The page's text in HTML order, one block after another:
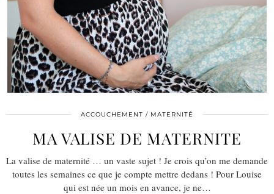
ACCOUCHEMENT / MATERNITÉ
MA VALISE DE MATERNITE
La valise de maternité … un vaste sujet ! Je crois qu’on me demande
toutes les semaines ce que je compte mettre dedans ! Pour Louise
qui est née un mois en avance, je ne…